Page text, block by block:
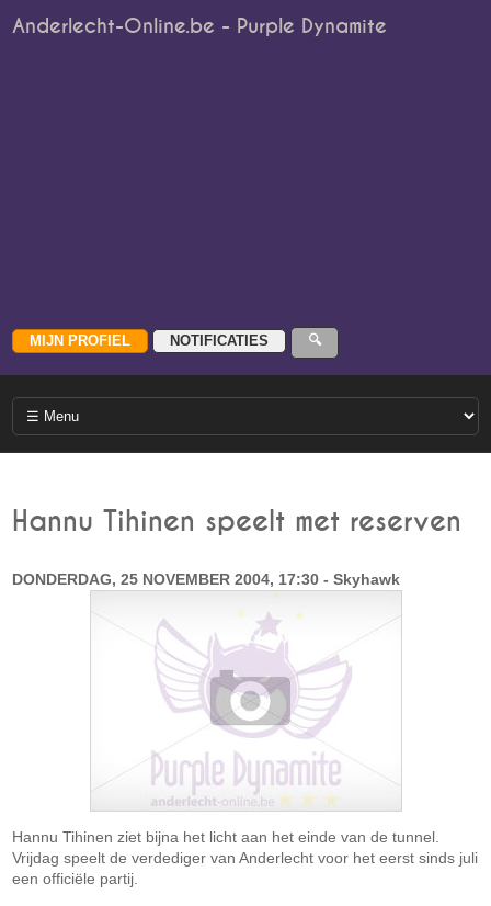
Anderlecht-Online.be - Purple Dynamite
Hannu Tihinen speelt met reserven
DONDERDAG, 25 NOVEMBER 2004, 17:30 - Skyhawk
Hannu Tihinen ziet bijna het licht aan het einde van de tunnel.
Vrijdag speelt de verdediger van Anderlecht voor het eerst sinds juli
een officiële partij.